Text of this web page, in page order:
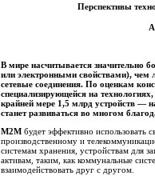
Перспективы
В мире насчитывается значительно
или электронными свойствами),
сетевые соединения. По оценкам
специализирующейся на
крайней мере 1,5 млрд устройств —
станет развиваться во многом
M2M будет эффективно использовать
производственному и
системам хранения, устройствам для
активам, таким, как коммунальные
взаимодействовать друг с другом.